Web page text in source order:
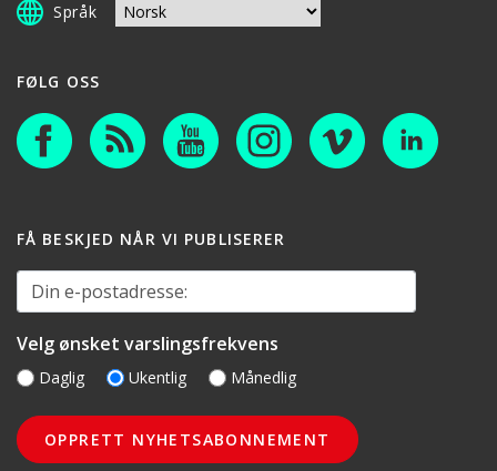
Språk
FØLG OSS
FÅ BESKJED NÅR VI PUBLISERER
Din e-postadresse:
Velg ønsket varslingsfrekvens
Daglig Ukentlig Månedlig